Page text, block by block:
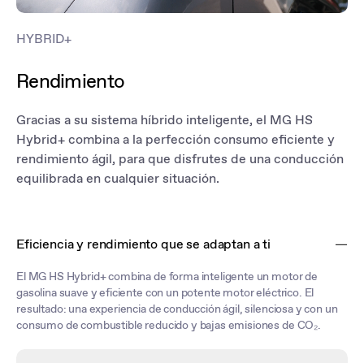
HYBRID+
Rendimiento
Gracias a su sistema híbrido inteligente, el MG HS
Hybrid+ combina a la perfección consumo eficiente y
rendimiento ágil, para que disfrutes de una conducción
equilibrada en cualquier situación.
Eficiencia y rendimiento que se adaptan a ti
El MG HS Hybrid+ combina de forma inteligente un motor de
gasolina suave y eficiente con un potente motor eléctrico. El
resultado: una experiencia de conducción ágil, silenciosa y con un
consumo de combustible reducido y bajas emisiones de CO₂.